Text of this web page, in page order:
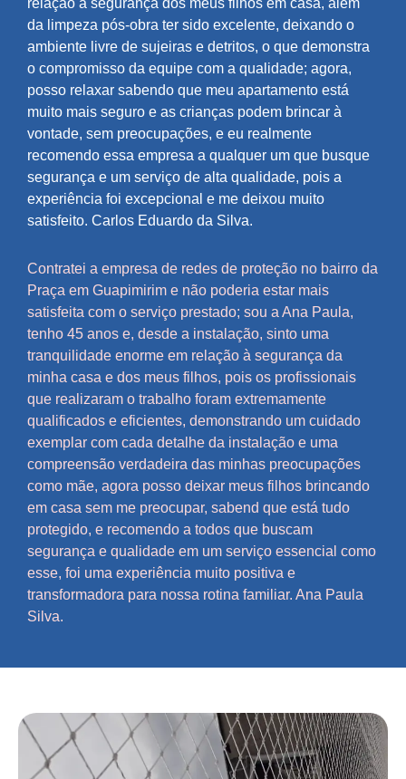
relação à segurança dos meus filhos em casa, além
da limpeza pós-obra ter sido excelente, deixando o
ambiente livre de sujeiras e detritos, o que demonstra
o compromisso da equipe com a qualidade; agora,
posso relaxar sabendo que meu apartamento está
muito mais seguro e as crianças podem brincar à
vontade, sem preocupações, e eu realmente
recomendo essa empresa a qualquer um que busque
segurança e um serviço de alta qualidade, pois a
experiência foi excepcional e me deixou muito
satisfeito. Carlos Eduardo da Silva.
Contratei a empresa de redes de proteção no bairro da
Praça em Guapimirim e não poderia estar mais
satisfeita com o serviço prestado; sou a Ana Paula,
tenho 45 anos e, desde a instalação, sinto uma
tranquilidade enorme em relação à segurança da
minha casa e dos meus filhos, pois os profissionais
que realizaram o trabalho foram extremamente
qualificados e eficientes, demonstrando um cuidado
exemplar com cada detalhe da instalação e uma
compreensão verdadeira das minhas preocupações
como mãe, agora posso deixar meus filhos brincando
em casa sem me preocupar, sabend que está tudo
protegido, e recomendo a todos que buscam
segurança e qualidade em um serviço essencial como
esse, foi uma experiência muito positiva e
transformadora para nossa rotina familiar. Ana Paula
Silva.